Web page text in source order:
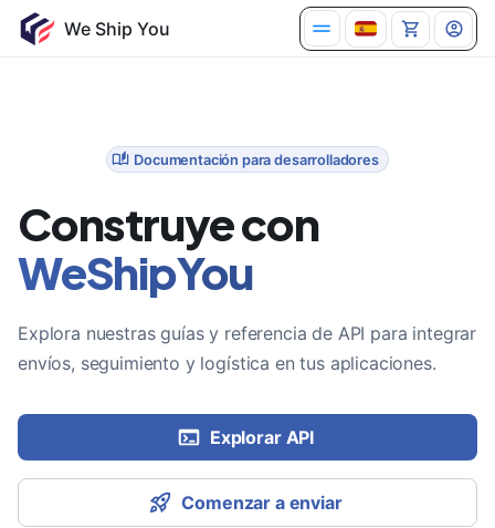
Documentación para desarrolladores
Construye con
WeShipYou
Explora nuestras guías y referencia de API para integrar
envíos, seguimiento y logística en tus aplicaciones.
Explorar API
Comenzar a enviar